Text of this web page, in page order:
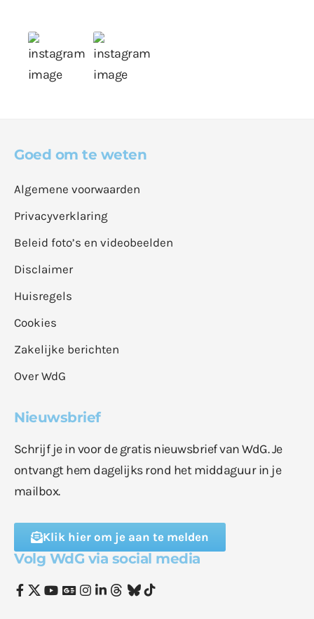
Goed om te weten
Algemene voorwaarden
Privacyverklaring
Beleid foto’s en videobeelden
Disclaimer
Huisregels
Cookies
Zakelijke berichten
Over WdG
Nieuwsbrief
Schrijf je in voor de gratis nieuwsbrief van WdG. Je
ontvangt hem dagelijks rond het middaguur in je
mailbox.
Klik hier om je aan te melden
Volg WdG via social media